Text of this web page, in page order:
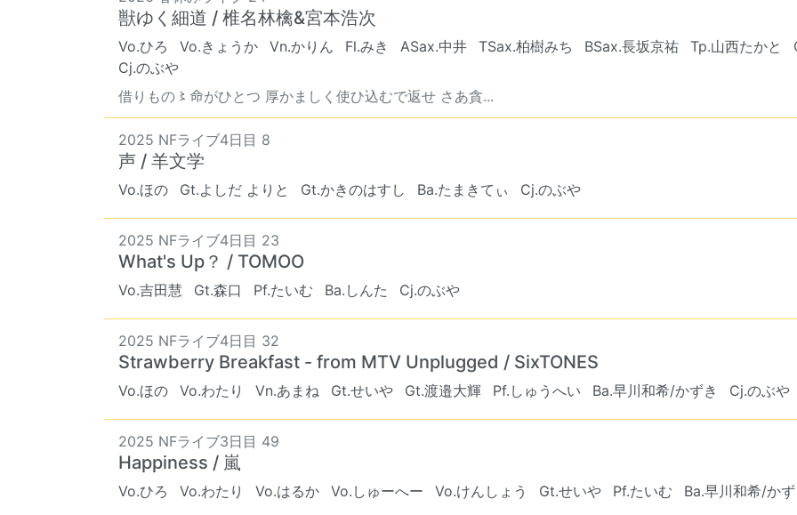
獣ゆく細道 / 椎名林檎&宮本浩次
Vo.ひろ Vo.きょうか Vn.かりん Fl.みき ASax.中井 TSax.柏樹みち BSax.長坂京祐 Tp.山西たかと
Cj.のぶや
借りもの〻命がひとつ 厚かましく使ひ込むで返せ さあ貪...
2025 NFライブ4日目 8
声 / 羊文学
Vo.ほの Gt.よしだ よりと Gt.かきのはすし Ba.たまきてぃ Cj.のぶや
2025 NFライブ4日目 23
What's Up？ / TOMOO
Vo.吉田慧 Gt.森口 Pf.たいむ Ba.しんた Cj.のぶや
2025 NFライブ4日目 32
Strawberry Breakfast - from MTV Unplugged / SixTONES
Vo.ほの Vo.わたり Vn.あまね Gt.せいや Gt.渡邉大輝 Pf.しゅうへい Ba.早川和希/かずき Cj.のぶや
2025 NFライブ3日目 49
Happiness / 嵐
Vo.ひろ Vo.わたり Vo.はるか Vo.しゅーへー Vo.けんしょう Gt.せいや Pf.たいむ Ba.早川和希/かず